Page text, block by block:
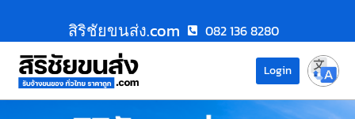
สิริชัยขนส่ง.com 082 136 8280
Login